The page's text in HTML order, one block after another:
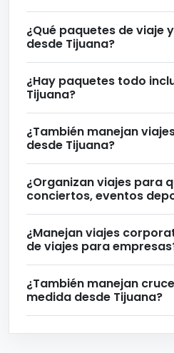
¿Qué paquetes de viaje
desde Tijuana?
¿Hay paquetes todo
Tijuana?
¿También manejan
desde Tijuana?
¿Organizan viajes para
conciertos, eventos
¿Manejan viajes
de viajes para
¿También manejan
medida desde Tijuana?